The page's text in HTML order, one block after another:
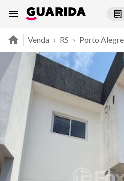
Venda › RS › Porto Alegre